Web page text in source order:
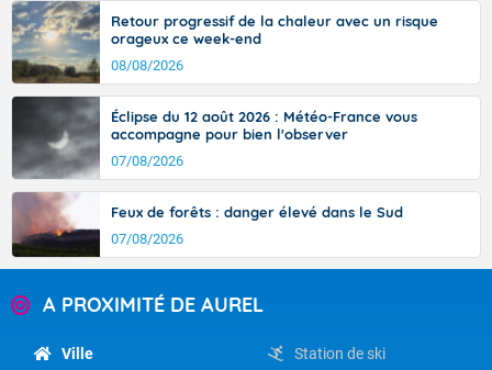
Retour progressif de la chaleur avec un risque
orageux ce week-end
08/08/2026
Éclipse du 12 août 2026 : Météo-France vous
accompagne pour bien l'observer
07/08/2026
Feux de forêts : danger élevé dans le Sud
07/08/2026
A PROXIMITÉ DE AUREL
Ville Station de ski